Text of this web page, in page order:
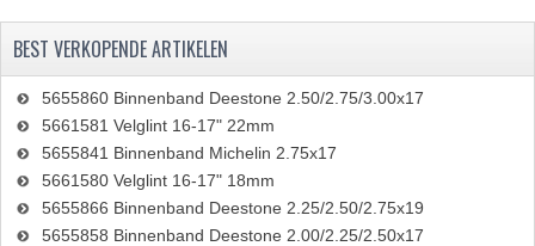
BEST VERKOPENDE ARTIKELEN
5655860 Binnenband Deestone 2.50/2.75/3.00x17
5661581 Velglint 16-17" 22mm
5655841 Binnenband Michelin 2.75x17
5661580 Velglint 16-17" 18mm
5655866 Binnenband Deestone 2.25/2.50/2.75x19
5655858 Binnenband Deestone 2.00/2.25/2.50x17